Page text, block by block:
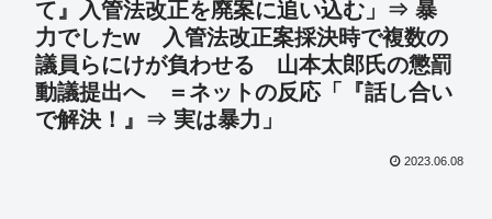
て』入管法改正を廃案に追い込む」⇒ 暴
力でしたw 入管法改正案採決時で複数の
議員らにけが負わせる 山本太郎氏の懲罰
動議提出へ ＝ネットの反応「『話し合い
で解決！』⇒ 実は暴力」
2023.06.08